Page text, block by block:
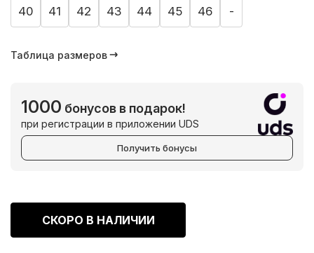
40 41 42 43 44 45 46 -
Таблица размеров
1000 бонусов в подарок!
при регистрации в приложении UDS
Получить бонусы
СКОРО В НАЛИЧИИ